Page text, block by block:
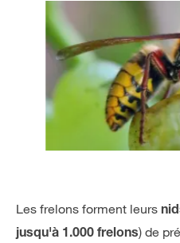
Les frelons forment leurs
jusqu'à 1.000 frelons) de